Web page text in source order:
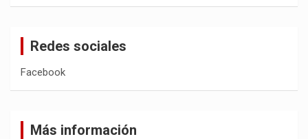
Redes sociales
Facebook
Más información